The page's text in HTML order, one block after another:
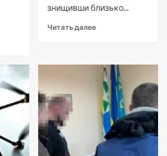
знищивши близько...
Читать далее